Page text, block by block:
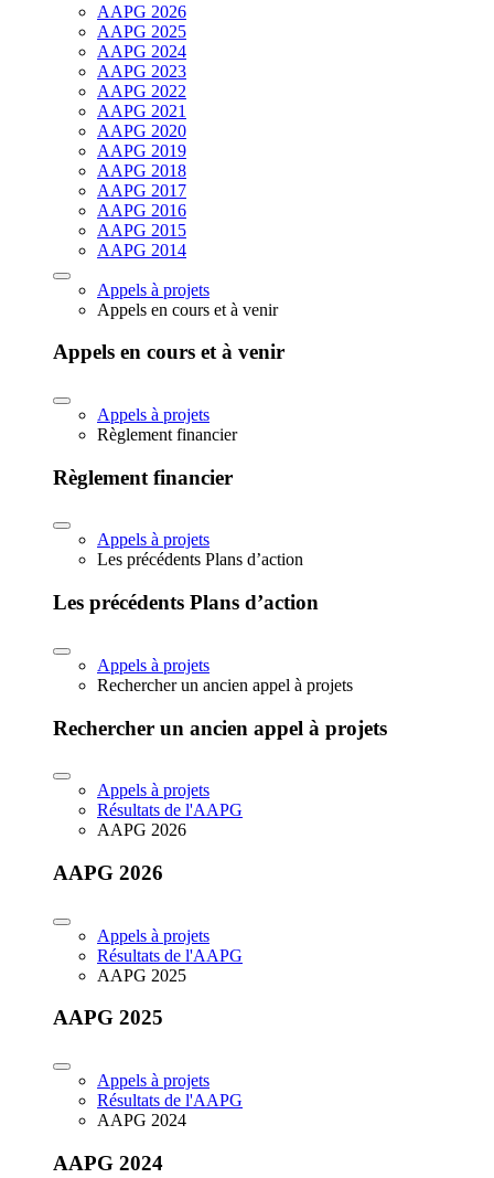
AAPG 2026
AAPG 2025
AAPG 2024
AAPG 2023
AAPG 2022
AAPG 2021
AAPG 2020
AAPG 2019
AAPG 2018
AAPG 2017
AAPG 2016
AAPG 2015
AAPG 2014
Appels à projets
Appels en cours et à venir
Appels en cours et à venir
Appels à projets
Règlement financier
Règlement financier
Appels à projets
Les précédents Plans d’action
Les précédents Plans d’action
Appels à projets
Rechercher un ancien appel à projets
Rechercher un ancien appel à projets
Appels à projets
Résultats de l'AAPG
AAPG 2026
AAPG 2026
Appels à projets
Résultats de l'AAPG
AAPG 2025
AAPG 2025
Appels à projets
Résultats de l'AAPG
AAPG 2024
AAPG 2024